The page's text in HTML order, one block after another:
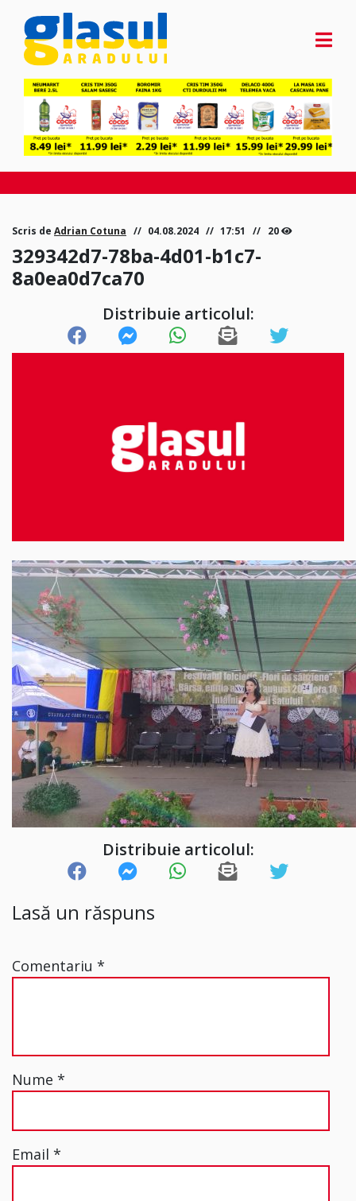
Scris de Adrian Cotuna 04.08.2024 17:51 20
329342d7-78ba-4d01-b1c7-
8a0ea0d7ca70
Distribuie articolul:
Distribuie articolul:
Lasă un răspuns
Comentariu *
Nume *
Email *